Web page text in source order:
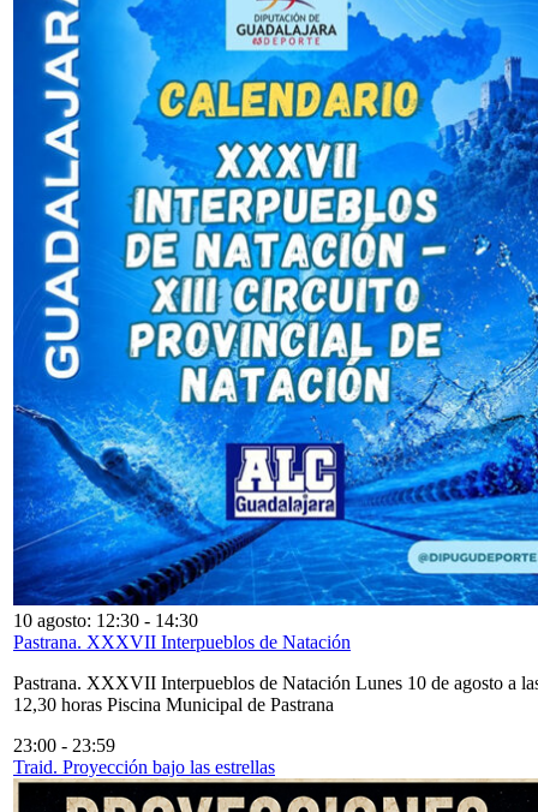
10 agosto: 12:30 - 14:30
Pastrana. XXXVII Interpueblos de Natación
Pastrana. XXXVII Interpueblos de Natación Lunes 10 de agosto a
12,30 horas Piscina Municipal de Pastrana
23:00 - 23:59
Traid. Proyección bajo las estrellas